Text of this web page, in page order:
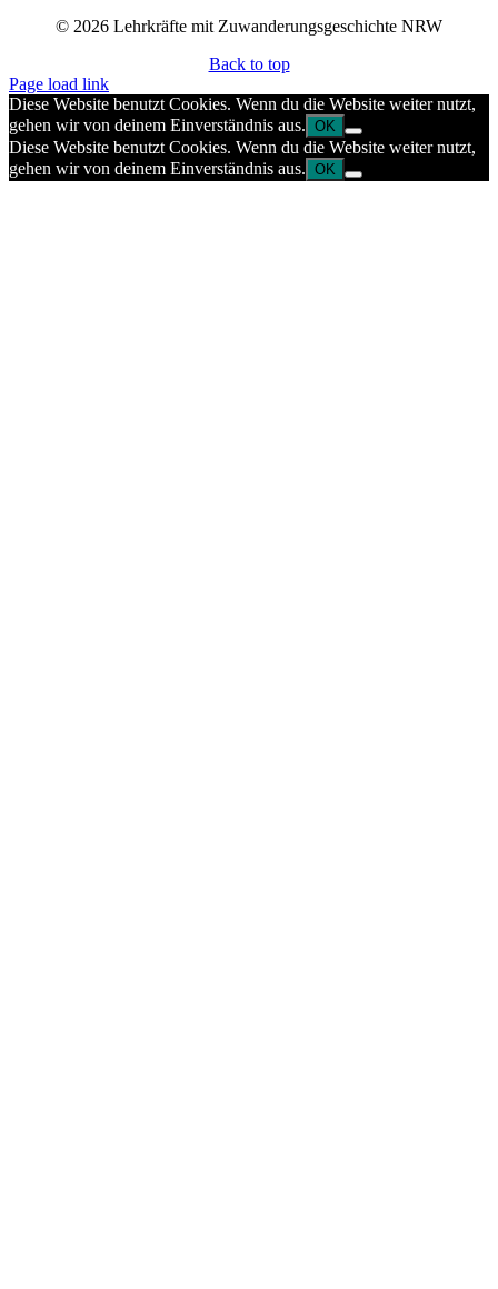
© 2026 Lehrkräfte mit Zuwanderungsgeschichte NRW
Back to top
Page load link
Diese Website benutzt Cookies. Wenn du die Website weiter nutzt,
gehen wir von deinem Einverständnis aus. OK
Diese Website benutzt Cookies. Wenn du die Website weiter nutzt,
gehen wir von deinem Einverständnis aus. OK